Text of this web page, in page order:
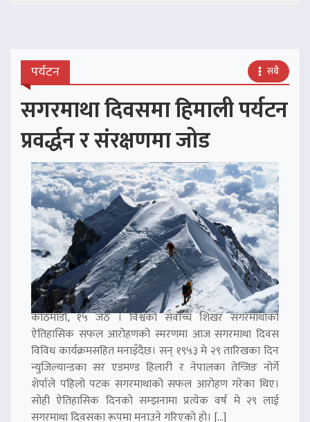
पर्यटन सबै
सगरमाथा दिवसमा हिमाली पर्यटन
प्रवर्द्धन र संरक्षणमा जोड
काठमाडौं, १५ जेठ । विश्वको सर्वोच्च शिखर सगरमाथाको
ऐतिहासिक सफल आरोहणको स्मरणमा आज सगरमाथा दिवस
विविध कार्यक्रमसहित मनाइँदैछ। सन् १९५३ मे २९ तारिखका दिन
न्युजिल्यान्डका सर एडमण्ड हिलारी र नेपालका तेन्जिङ नोर्गे
शेर्पाले पहिलो पटक सगरमाथाको सफल आरोहण गरेका थिए।
सोही ऐतिहासिक दिनको सम्झनामा प्रत्येक वर्ष मे २९ लाई
सगरमाथा दिवसका रूपमा मनाउने गरिएको हो। […]